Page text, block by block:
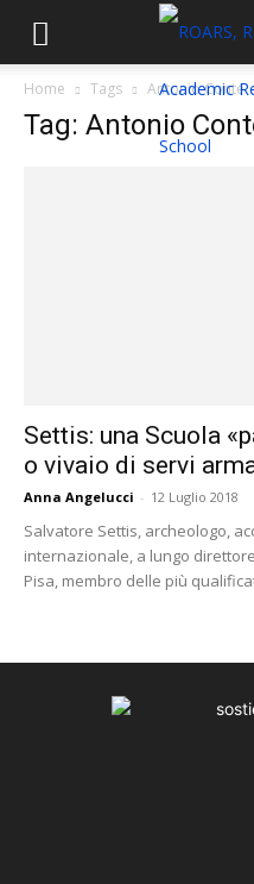
Home Tags Antonio Conte
Tag: Antonio
Settis: una Scuola
o vivaio di servi
Anna Angelucci - 12 Luglio 2018
Salvatore Settis, archeologo,
internazionale, a lungo
Pisa, membro delle più